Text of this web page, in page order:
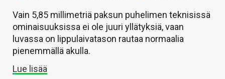
Vain 5,85 millimetriä paksun puhelimen teknisissä
ominaisuuksissa ei ole juuri yllätyksiä, vaan
luvassa on lippulaivatason rautaa normaalia
pienemmällä akulla.
Lue lisää